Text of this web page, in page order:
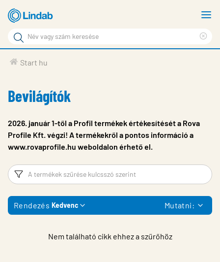
tartalomhoz
Keresési
kifejezés
Oldalak
keresése
Támogatás
Fenntarthatóság
Choose languge
Hungary
Start hu
Bevilágítók
2026. január 1-től a Profil termékek értékesítését a Rova
Profile Kft. végzi! A termékekről a pontos információ a
www.rovaprofile.hu weboldalon érhető el.
Szűrő
Rendezés Kedvenc Mutatni:
Nem található cikk ehhez a szűrőhöz